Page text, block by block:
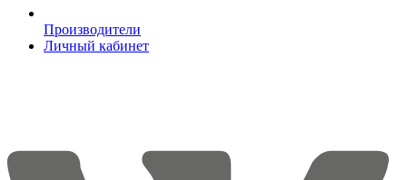
Производители
Личный кабинет